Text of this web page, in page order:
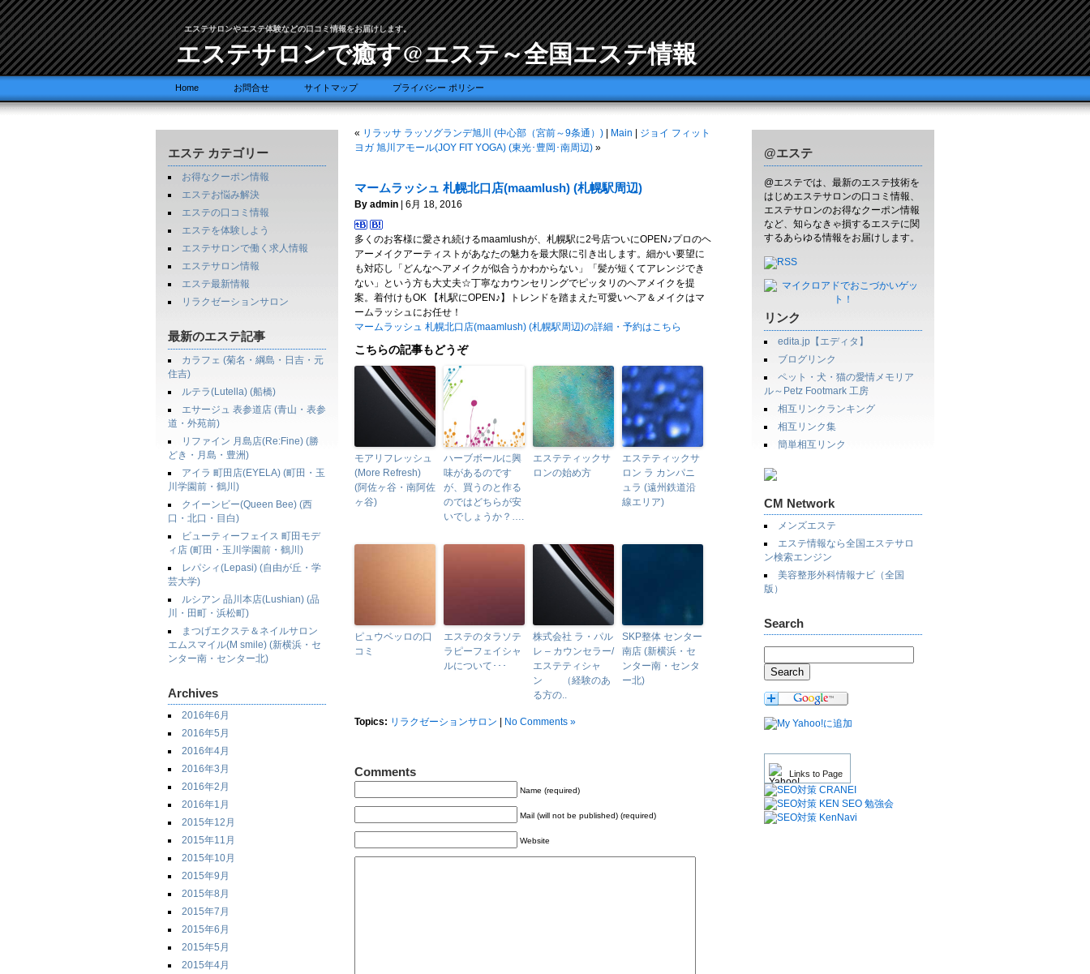
エステサロンやエステ体験などの口コミ情報をお届けします。
エステサロンで癒す@エステ～全国エステ情報
Home お問合せ サイトマップ プライバシー ポリシー
エステ カテゴリー
お得なクーポン情報
エステお悩み解決
エステの口コミ情報
エステを体験しよう
エステサロンで働く求人情報
エステサロン情報
エステ最新情報
リラクゼーションサロン
最新のエステ記事
カラフェ (菊名・綱島・日吉・元
住吉)
ルテラ(Lutella) (船橋)
エサージュ 表参道店 (青山・表参
道・外苑前)
リファイン 月島店(Re:Fine) (勝
どき・月島・豊洲)
アイラ 町田店(EYELA) (町田・玉
川学園前・鶴川)
クイーンビー(Queen Bee) (西
口・北口・目白)
ビューティーフェイス 町田モデ
ィ店 (町田・玉川学園前・鶴川)
レパシィ(Lepasi) (自由が丘・学
芸大学)
ルシアン 品川本店(Lushian) (品
川・田町・浜松町)
まつげエクステ＆ネイルサロン
エムスマイル(M smile) (新横浜・セ
ンター南・センター北)
Archives
2016年6月
2016年5月
2016年4月
2016年3月
2016年2月
2016年1月
2015年12月
2015年11月
2015年10月
2015年9月
2015年8月
2015年7月
2015年6月
2015年5月
2015年4月
@エステ
@エステでは、最新のエステ技術を
はじめエステサロンの口コミ情報、
エステサロンのお得なクーポン情報
など、知らなきゃ損するエステに関
するあらゆる情報をお届けします。
リンク
edita.jp【エディタ】
ブログリンク
ペット・犬・猫の愛情メモリア
ル～Petz Footmark 工房
相互リンクランキング
相互リンク集
簡単相互リンク
CM Network
メンズエステ
エステ情報なら全国エステサロ
ン検索エンジン
美容整形外科情報ナビ（全国
版）
Search
Links to Page
« リラッサ ラッソグランデ旭川 (中心部（宮前～9条通）) Main
ジョイ フィット
ヨガ 旭川アモール(JOY FIT YOGA) (東光･豊岡･南周辺) »
マームラッシュ 札幌北口店(maamlush) (札幌駅周辺)
By admin | 6月 18, 2016
多くのお客様に愛され続けるmaamlushが、札幌駅に2号店ついにOPEN♪プロのヘ
アーメイクアーティストがあなたの魅力を最大限に引き出します。細かい要望に
も対応し「どんなヘアメイクが似合うかわからない」「髪が短くてアレンジでき
ない」という方も大丈夫☆丁寧なカウンセリングでピッタリのヘアメイクを提
案。着付けもOK 【札駅にOPEN♪】トレンドを踏まえた可愛いヘア＆メイクはマ
ームラッシュにお任せ！
マームラッシュ 札幌北口店(maamlush) (札幌駅周辺)の詳細・予約はこちら
こちらの記事もどうぞ
モアリフレッシュ
(More Refresh)
(阿佐ヶ谷・南阿佐
ヶ谷)
ハーブボールに興
味があるのです
が、買うのと作る
のではどちらが安
いでしょうか？….
エステティックサ
ロンの始め方
エステティックサ
ロン ラ カンパニ
ュラ (遠州鉄道沿
線エリア)
ピュウベッロの口
コミ
エステのタラソテ
ラピーフェイシャ
ルについて･･･
株式会社 ラ・パル
レ – カウンセラー/
エステティシャ
ン （経験のあ
る方の..
SKP整体 センター
南店 (新横浜・セ
ンター南・センタ
ー北)
Topics: リラクゼーションサロン No Comments »
Comments
Name (required)
Mail (will not be published) (required)
Website